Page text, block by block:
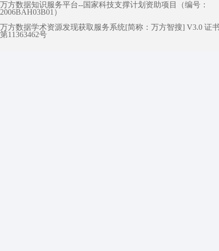
万方数据知识服务平台--国家科技支撑计划资助项目（编号：
2006BAH03B01）
万方数据学术资源发现获取服务系统[简称：万方智搜] V3.0 证
第11363462号